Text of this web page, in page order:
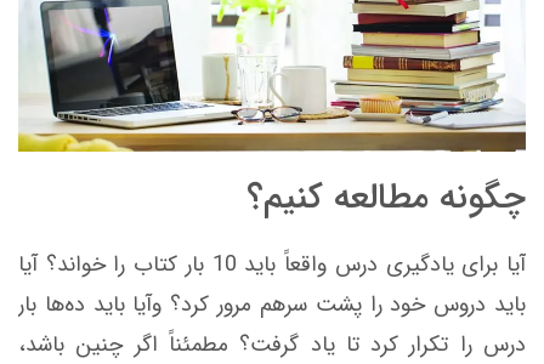
چگونه مطالعه كنيم؟
آیا برای یادگیری درس واقعاً باید 10 بار كتاب را خواند؟ آیا
باید دروس خود را پشت سرهم مرور كرد؟ وآیا باید ده‌ها بار
درس را تكرار كرد تا یاد گرفت؟ مطمئناً اگر چنین باشد،